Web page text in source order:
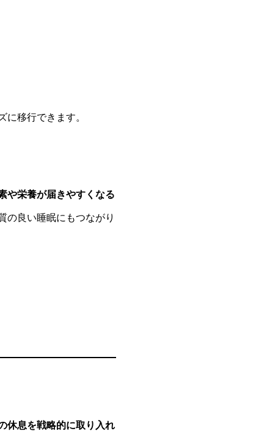
移行できます。
や栄養が届きやすくなる
の良い睡眠にもつながり
休息を戦略的に取り入れ